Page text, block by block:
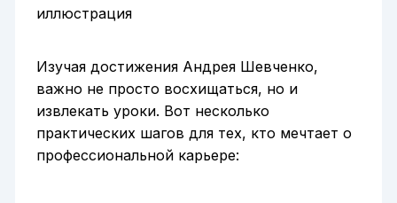
Изучая достижения Андрея Шевченко,
важно не просто восхищаться, но и
извлекать уроки. Вот несколько
практических шагов для тех, кто мечтает о
профессиональной карьере: